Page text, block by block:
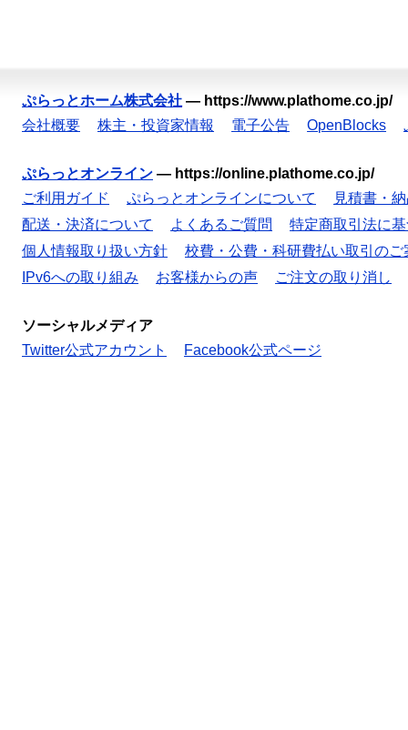
ぷらっとホーム株式会社 — https://www.plathome.co.jp/
会社概要
株主・投資家情報 電子公告 OpenBlocks
ぷらっとオンライン — https://online.plathome.co.jp/
ご利用ガイド
ぷらっとオンラインについて
見積書・
配送・決済について
よくあるご質問
特定商取引法に
個人情報取り扱い方針
校費・公費・科研費払い取引のご
IPv6への取り組み
お客様からの声 ご注文の取り消し
ソーシャルメディア
Twitter公式アカウント
Facebook公式ページ